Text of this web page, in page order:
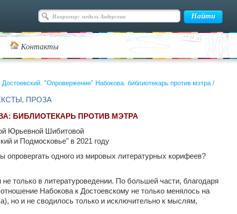
Контакты
"Опровержение" Набокова: библиотекарь против мэтра/
ПРОЗА
БИБЛИОТЕКАРЬ ПРОТИВ МЭТРА
Юрьевной Шибитовой
и Подмосковье" в 2021 году
опровергать одного из мировых литературных корифеев?
только в литературоведении. По большей части, благодаря
Набокова к Достоевскому не только менялось на
но и не сводилось только и исключительно к мыслям,